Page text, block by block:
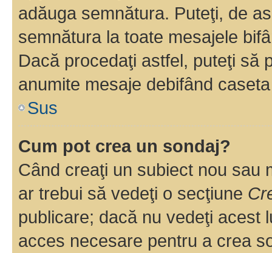
adăuga semnătura. Puteţi, de
semnătura la toate mesajele
Dacă procedaţi astfel, puteţi să
anumite mesaje debifând
Sus
Cum pot crea un sondaj?
Când creaţi un subiect nou sau
ar trebui să vedeţi o secţiune
publicare; dacă nu vedeţi acest
acces necesare pentru a crea